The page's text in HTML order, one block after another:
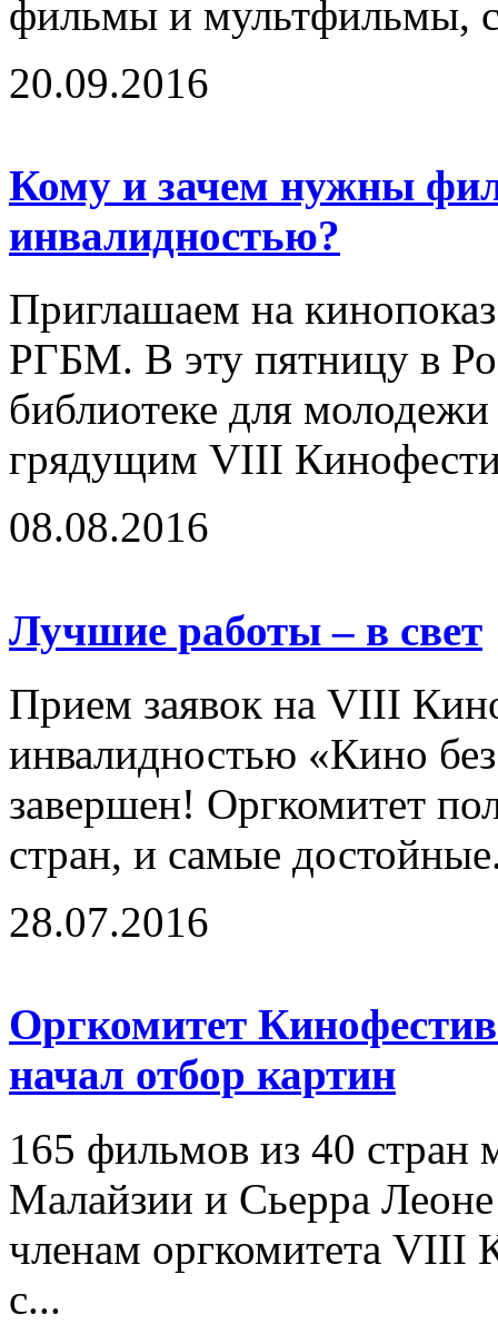
фильмы и мультфильмы,
20.09.2016
Кому и зачем нужны
инвалидностью?
Приглашаем на
РГБМ. В эту пятницу в
библиотеке для молодежи
грядущим VIII
08.08.2016
Лучшие работы – в свет
Прием заявок на VIII
инвалидностью «Кино
завершен! Оргкомитет
стран, и самые
28.07.2016
Оргкомитет
начал отбор картин
165 фильмов из 40 стран
Малайзии и Сьерра
членам оргкомитета VIII
с...